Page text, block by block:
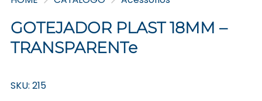
GOTEJADOR PLAST 18MM –
TRANSPARENTe
SKU: 215